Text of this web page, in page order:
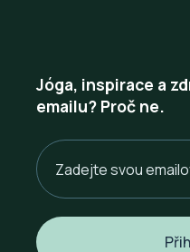
Jóga, inspirace a
emailu? Proč ne.